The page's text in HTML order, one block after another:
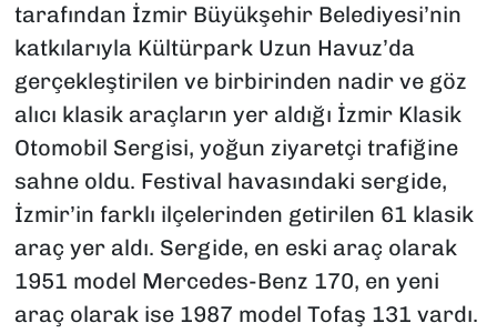
tarafından İzmir Büyükşehir Belediyesi’nin
katkılarıyla Kültürpark Uzun Havuz’da
gerçekleştirilen ve birbirinden nadir ve göz
alıcı klasik araçların yer aldığı İzmir Klasik
Otomobil Sergisi, yoğun ziyaretçi trafiğine
sahne oldu. Festival havasındaki sergide,
İzmir’in farklı ilçelerinden getirilen 61 klasik
araç yer aldı. Sergide, en eski araç olarak
1951 model Mercedes-Benz 170, en yeni
araç olarak ise 1987 model Tofaş 131 vardı.